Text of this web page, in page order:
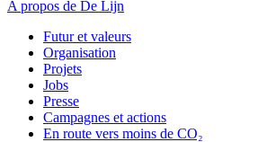
A propos de De Lijn
Futur et valeurs
Organisation
Projets
Jobs
Presse
Campagnes et actions
En route vers moins de CO₂